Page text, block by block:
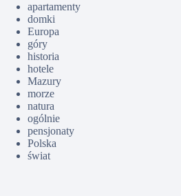
apartamenty
domki
Europa
góry
historia
hotele
Mazury
morze
natura
ogólnie
pensjonaty
Polska
świat